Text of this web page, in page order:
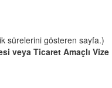
sürelerini gösteren sayfa.)
veya Ticaret Amaçlı Vize